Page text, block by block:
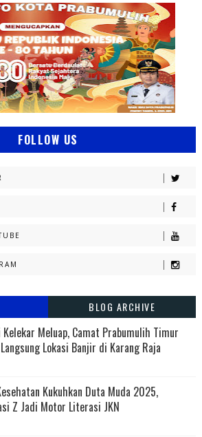
FOLLOW US
BLOG ARCHIVE
Kelekar Meluap, Camat Prabumulih Timur
Lokasi Banjir di Karang Raja
Kukuhkan Duta Muda 2025,
Z Jadi Motor Literasi JKN